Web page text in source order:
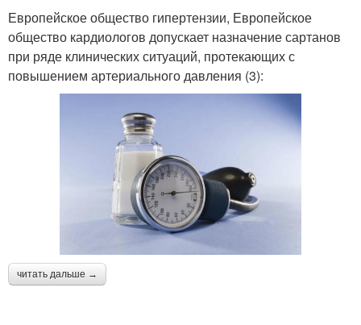
Европейское общество гипертензии, Европейское
общество кардиологов допускает назначение сартанов
при ряде клинических ситуаций, протекающих с
повышением артериального давления (3):
читать дальше →